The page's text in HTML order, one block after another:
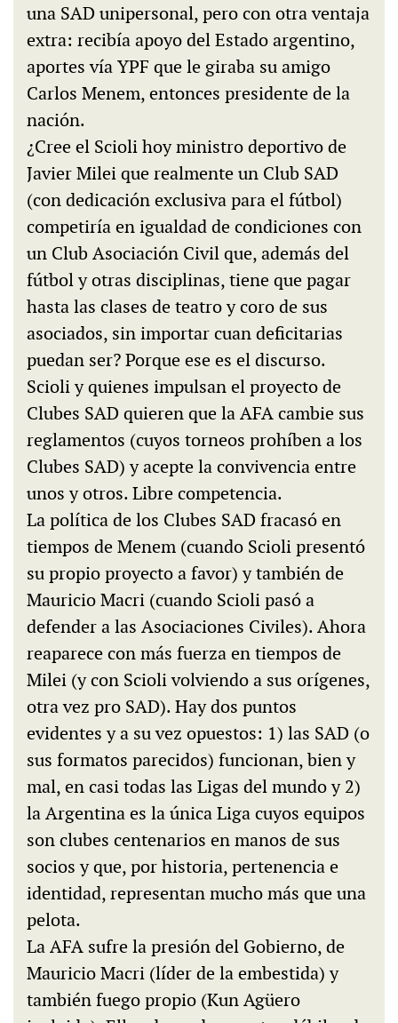
una SAD unipersonal, pero con otra ventaja
extra: recibía apoyo del Estado argentino,
aportes vía YPF que le giraba su amigo
Carlos Menem, entonces presidente de la
nación.
¿Cree el Scioli hoy ministro deportivo de
Javier Milei que realmente un Club SAD
(con dedicación exclusiva para el fútbol)
competiría en igualdad de condiciones con
un Club Asociación Civil que, además del
fútbol y otras disciplinas, tiene que pagar
hasta las clases de teatro y coro de sus
asociados, sin importar cuan deficitarias
puedan ser? Porque ese es el discurso.
Scioli y quienes impulsan el proyecto de
Clubes SAD quieren que la AFA cambie sus
reglamentos (cuyos torneos prohíben a los
Clubes SAD) y acepte la convivencia entre
unos y otros. Libre competencia.
La política de los Clubes SAD fracasó en
tiempos de Menem (cuando Scioli presentó
su propio proyecto a favor) y también de
Mauricio Macri (cuando Scioli pasó a
defender a las Asociaciones Civiles). Ahora
reaparece con más fuerza en tiempos de
Milei (y con Scioli volviendo a sus orígenes,
otra vez pro SAD). Hay dos puntos
evidentes y a su vez opuestos: 1) las SAD (o
sus formatos parecidos) funcionan, bien y
mal, en casi todas las Ligas del mundo y 2)
la Argentina es la única Liga cuyos equipos
son clubes centenarios en manos de sus
socios y que, por historia, pertenencia e
identidad, representan mucho más que una
pelota.
La AFA sufre la presión del Gobierno, de
Mauricio Macri (líder de la embestida) y
también fuego propio (Kun Agüero